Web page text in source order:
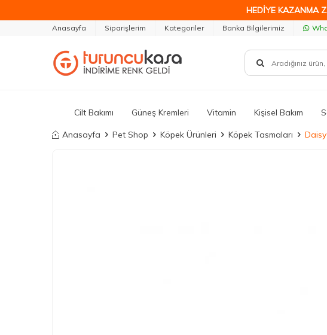
HEDİYE KAZANMA
Anasayfa Siparişlerim Kategoriler Banka Bilgilerimiz
Cilt Bakımı Güneş Kremleri Vitamin Kişisel Bakım
Anasayfa Pet Shop Köpek Ürünleri Köpek Tasmaları